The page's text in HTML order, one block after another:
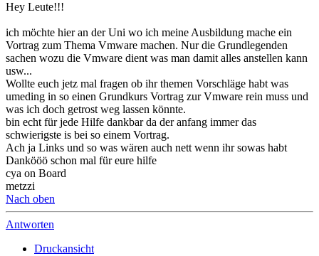
Hey Leute!!!
ich möchte hier an der Uni wo ich meine Ausbildung mache ein
Vortrag zum Thema Vmware machen. Nur die Grundlegenden
sachen wozu die Vmware dient was man damit alles anstellen kann
usw...
Wollte euch jetz mal fragen ob ihr themen Vorschläge habt was
umeding in so einen Grundkurs Vortrag zur Vmware rein muss und
was ich doch getrost weg lassen könnte.
bin echt für jede Hilfe dankbar da der anfang immer das
schwierigste is bei so einem Vortrag.
Ach ja Links und so was wären auch nett wenn ihr sowas habt
Dankööö schon mal für eure hilfe
cya on Board
metzzi
Nach oben
Antworten
Druckansicht